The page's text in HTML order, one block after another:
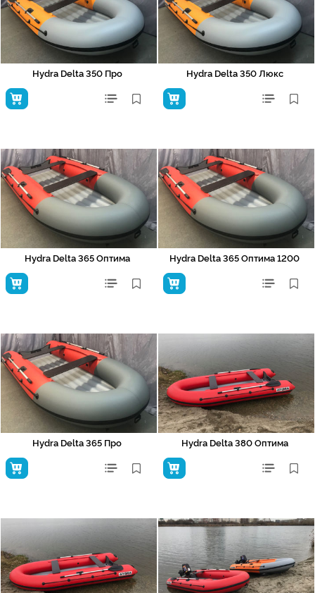
Hydra Delta 350 Про Hydra Delta 350 Люкс
Hydra Delta 365 Оптима Hydra Delta 365 Оптима 1200
Hydra Delta 365 Про Hydra Delta 380 Оптима